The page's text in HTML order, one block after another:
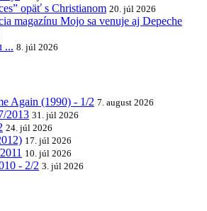
opäť s Christianom 20. júl 2026
magazínu Mojo sa venuje aj Depeche
... 8. júl 2026
Again (1990) - 1/2 7. august 2026
2013 31. júl 2026
24. júl 2026
17. júl 2026
10. júl 2026
- 2/2 3. júl 2026